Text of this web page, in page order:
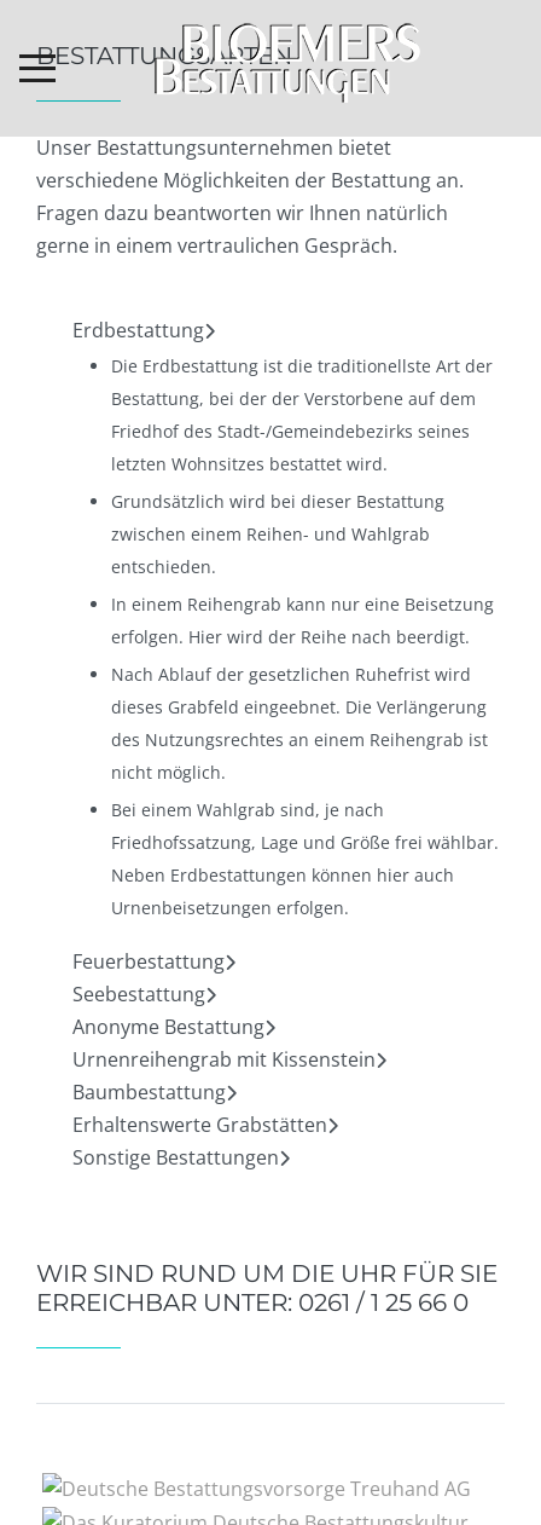
BESTATTUNGSARTEN
Unser Bestattungsunternehmen bietet
verschiedene Möglichkeiten der Bestattung an.
Fragen dazu beantworten wir Ihnen natürlich
gerne in einem vertraulichen Gespräch.
Erdbestattung
Die Erdbestattung ist die traditionellste Art der
Bestattung, bei der der Verstorbene auf dem
Friedhof des Stadt-/Gemeindebezirks seines
letzten Wohnsitzes bestattet wird.
Grundsätzlich wird bei dieser Bestattung
zwischen einem Reihen- und Wahlgrab
entschieden.
In einem Reihengrab kann nur eine Beisetzung
erfolgen. Hier wird der Reihe nach beerdigt.
Nach Ablauf der ge­setz­lichen Ruhe­frist wird
dieses Grab­feld einge­ebnet. Die Ver­länger­ung
des Nutz­ungs­rechtes an ei­nem Reihen­grab ist
nicht möglich.
Bei einem Wahlgrab sind, je nach
Friedhofssatzung, Lage und Größe frei wählbar.
Neben Erdbestattungen können hier auch
Urnenbeisetzungen erfolgen.
Feuerbestattung
Seebestattung
Anonyme Bestattung
Urnenreihengrab mit Kissenstein
Baumbestattung
Erhaltenswerte Grabstätten
Sonstige Bestattungen
WIR SIND RUND UM DIE UHR FÜR SIE
ERREICHBAR UNTER: 0261 / 1 25 66 0